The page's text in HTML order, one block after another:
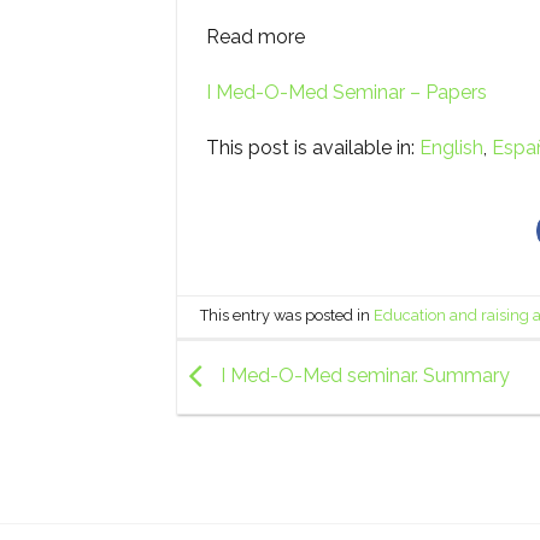
Read more
I Med-O-Med Seminar – Papers
This post is available in: English
This entry was posted in Education and raising
I Med-O-Med seminar. Summary